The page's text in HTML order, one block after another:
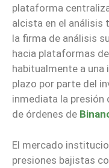
plataforma
alcista en el análisis
la firma de análisis
hacia plataformas
habitualmente a una
plazo por parte del
inmediata la presión
de órdenes de
El mercado
presiones bajistas